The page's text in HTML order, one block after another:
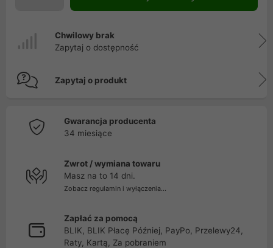
Chwilowy brak
Zapytaj o dostępność
Zapytaj o produkt
Gwarancja producenta
34 miesiące
Zwrot / wymiana towaru
Masz na to 14 dni.
Zobacz regulamin i wyłączenia...
Zapłać za pomocą
BLIK, BLIK Płacę Później, PayPo, Przelewy24,
Raty, Kartą, Za pobraniem